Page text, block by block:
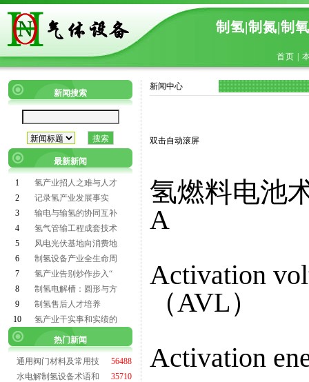
制氢|制氮|制
首页
新闻搜索
最新新闻
1
氢产业招人之难与人才
2
记录氢产业发展事实
3
输电与输氢的协同互补
4
氢气管输工程成套技术
5
风电光伏基地向消费地
6
制氢设备产业全生命周
7
氢产业告别炒作步入“
8
制氢电解槽：圆形与方
9
制氢售后人才培养
10
氢产业干实事和实绩的
热门新闻
通用阀门材料及常用技
56488
水电解制氢设备术语和
35710
新闻中心
双击自动滚屏
氢燃料电池
A
Activation
（AVL）
Activation